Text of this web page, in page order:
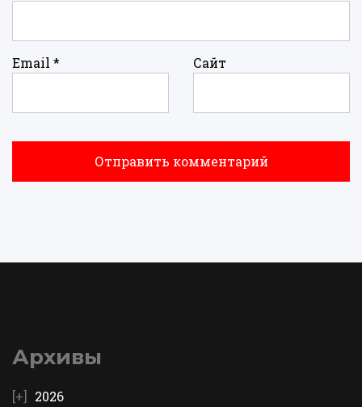
Email * Сайт
Архивы
2026